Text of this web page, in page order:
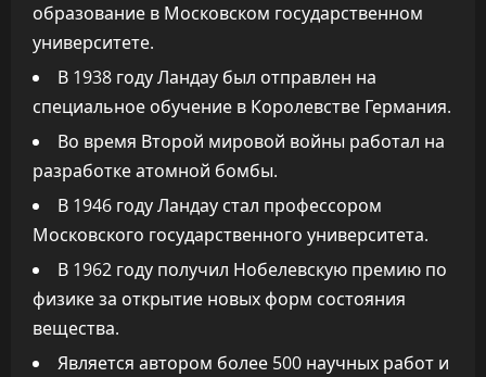
образование в Московском государственном
университете.
В 1938 году Ландау был отправлен на
специальное обучение в Королевстве Германия.
Во время Второй мировой войны работал на
разработке атомной бомбы.
В 1946 году Ландау стал профессором
Московского государственного университета.
В 1962 году получил Нобелевскую премию по
физике за открытие новых форм состояния
вещества.
Является автором более 500 научных работ и